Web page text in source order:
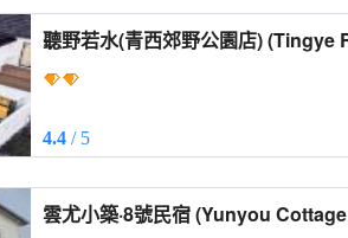
聽野若水(青西郊野公園店) (Tingye Ruoshui
(Qingxi Countryside Park))
4.4 / 5
雲尤小築·8號民宿 (Yunyou Cottage · No. 8